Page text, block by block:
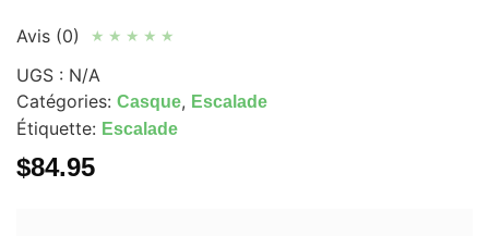
Avis (0) ★ ★ ★ ★ ★
UGS : N/A
Catégories: Casque, Escalade
Étiquette: Escalade
$84.95